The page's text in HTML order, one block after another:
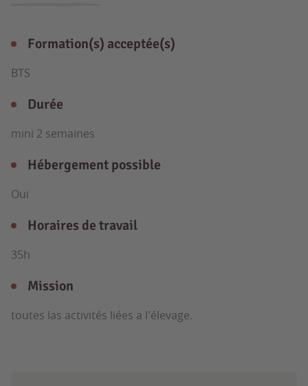
Formation(s) acceptée(s)
BTS
Durée
mini 2 semaines
Hébergement possible
Oui
Horaires de travail
35h
Mission
toutes las activités liées a l'élevage.